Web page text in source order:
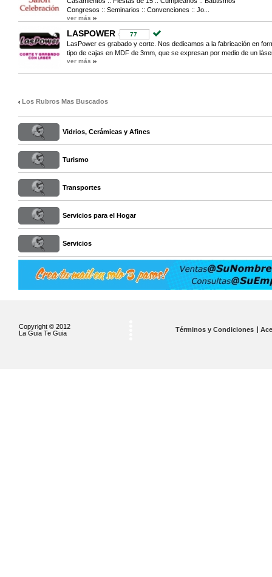
Congresos :: Seminarios :: Convenciones :: Jo...
ver más
LASPOWER 77
LasPower es grabado y corte. Nos dedicamos a la fabricación en
tipo de cajas en MDF de 3mm, que se expresan por medio de un
ver más
Los Rubros Mas Buscados
Vidrios, Cerámicas y Afines
Turismo
Transportes
Servicios para el Hogar
Servicios
Copyright © 2012
La Guia Te Guia
Términos y Condiciones